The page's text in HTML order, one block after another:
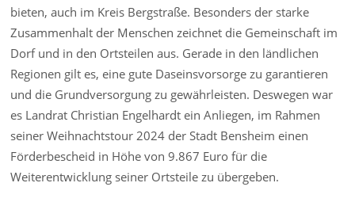
bieten, auch im Kreis Bergstraße. Besonders der starke
Zusammenhalt der Menschen zeichnet die Gemeinschaft im
Dorf und in den Ortsteilen aus. Gerade in den ländlichen
Regionen gilt es, eine gute Daseinsvorsorge zu garantieren
und die Grundversorgung zu gewährleisten. Deswegen war
es Landrat Christian Engelhardt ein Anliegen, im Rahmen
seiner Weihnachtstour 2024 der Stadt Bensheim einen
Förderbescheid in Höhe von 9.867 Euro für die
Weiterentwicklung seiner Ortsteile zu übergeben.